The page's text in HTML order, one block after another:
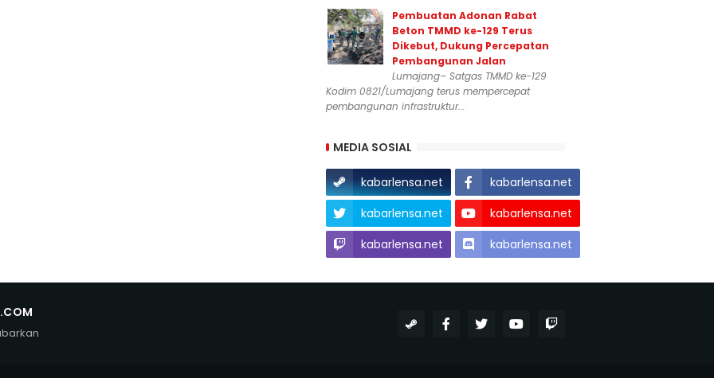
Pembuatan Adonan Rabat
Beton TMMD ke-129 Terus
Dikebut, Dukung Percepatan
Pembangunan Jalan
Lumajang– Satgas TMMD ke-129
Kodim 0821/Lumajang terus mempercepat
pembangunan infrastruktur...
MEDIA SOSIAL
kabarlensa.net
kabarlensa.net
kabarlensa.net
kabarlensa.net
kabarlensa.net
kabarlensa.net